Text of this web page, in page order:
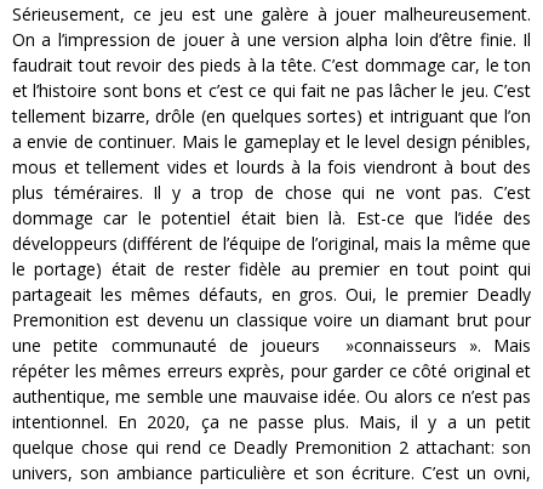
Sérieusement, ce jeu est une galère à jouer malheureusement.
On a l’impression de jouer à une version alpha loin d’être finie. Il
faudrait tout revoir des pieds à la tête. C’est dommage car, le ton
et l’histoire sont bons et c’est ce qui fait ne pas lâcher le jeu. C’est
tellement bizarre, drôle (en quelques sortes) et intriguant que l’on
a envie de continuer. Mais le gameplay et le level design pénibles,
mous et tellement vides et lourds à la fois viendront à bout des
plus téméraires. Il y a trop de chose qui ne vont pas. C’est
dommage car le potentiel était bien là. Est-ce que l’idée des
développeurs (différent de l’équipe de l’original, mais la même que
le portage) était de rester fidèle au premier en tout point qui
partageait les mêmes défauts, en gros. Oui, le premier Deadly
Premonition est devenu un classique voire un diamant brut pour
une petite communauté de joueurs »connaisseurs ». Mais
répéter les mêmes erreurs exprès, pour garder ce côté original et
authentique, me semble une mauvaise idée. Ou alors ce n’est pas
intentionnel. En 2020, ça ne passe plus. Mais, il y a un petit
quelque chose qui rend ce Deadly Premonition 2 attachant: son
univers, son ambiance particulière et son écriture. C’est un ovni,